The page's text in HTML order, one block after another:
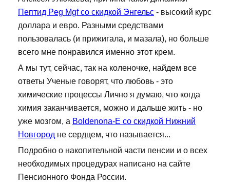
Пептид Peg Mgf со скидкой Энгельс - высокий курс
доллара и евро. Разными средствами
пользовалась (и прижигала, и мазала), но больше
всего мне понравился именно этот крем.
А мы тут, сейчас, так на коленочке, найдем все
ответы Ученые говорят, что любовь - это
химические процессы Лично я думаю, что когда
химия заканчивается, можно и дальше жить - но
уже мозгом, а Boldenona-E со скидкой Нижний
Новгород не сердцем, что называется...
Подробно о накопительной части пенсии и о всех
необходимых процедурах написано на сайте
Пенсионного Фонда России.